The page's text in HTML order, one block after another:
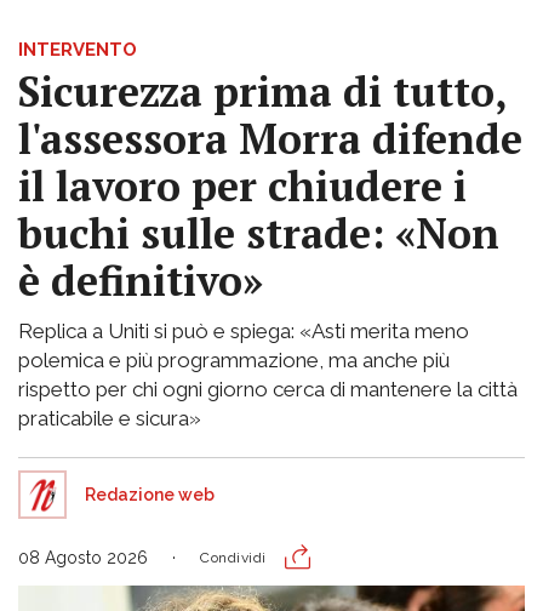
INTERVENTO
Sicurezza prima di tutto,
l'assessora Morra difende
il lavoro per chiudere i
buchi sulle strade: «Non
è definitivo»
Replica a Uniti si può e spiega: «Asti merita meno
polemica e più programmazione, ma anche più
rispetto per chi ogni giorno cerca di mantenere la città
praticabile e sicura»
Redazione web
08 Agosto 2026 Condividi